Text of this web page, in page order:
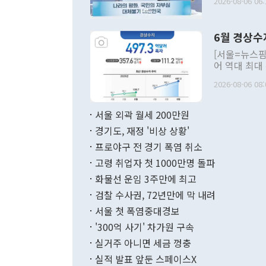
발언 중에는
주의적 희망
관의 대북
관 부처 장
관의 무리한
다. [정동영 통일부 장관이 지난달 23일 오후 서울 종로구 정부서울청사에
무너졌다고
함께 4자 대
6월 경상
[서울=뉴스
어 역대 최
료=한국은행] 한국은행이 6일 발표한 '2026년 6월 국제수지(잠정)'
며 월간 기
196.9% 급
수출은
2026-08-06
서울 외곽 월세 200만원
경기도, 재정 '비상 상황'
프로야구 전 경기 폭염 취소
고령 취업자 첫 1000만명 돌파
화물선 운임 3주만에 최고
검찰 수사권, 72년만에 막 내려
서울 첫 폭염중대경보
'300억 사기' 차가원 구속
실거주 아니면 세금 껑충
실적 발표 앞둔 스페이스X